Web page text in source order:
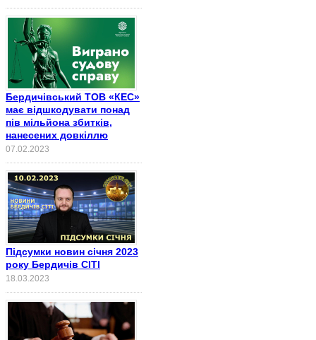
Бердичівський ТОВ «КЕС»
має відшкодувати понад
пів мільйона збитків,
нанесених довкіллю
07.02.2023
Підсумки новин січня 2023
року Бердичів СІТІ
18.03.2023